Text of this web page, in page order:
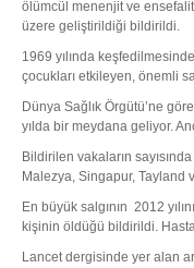
ölümcül menenjit ve
üzere geliştirildiği bildirildi.
1969 yılında
çocukları etkileyen, önemli
Dünya Sağlık Örgütü’ne
yılda bir meydana geliyor.
Bildirilen vakaların
Malezya, Singapur, Tayland
En büyük salgının 2012
kişinin öldüğü bildirildi.
Lancet dergisinde yer alan